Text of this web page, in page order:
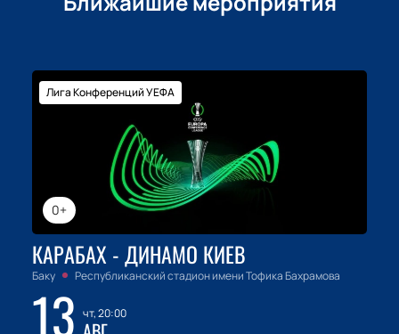
Для тех, кто хочет провести вечер в компании
отличным выбором. Купить билеты на нашем сайте
можно уже сейчас, чтобы не пропустить одно из
самых ярких музыкальных событий осени.
0+
Лига Конференций УЕФА
КАРАБАХ - ДИНАМО КИЕВ
Баку Республиканский стадион имени Тофика Бахрамова
13 чт, 20:00